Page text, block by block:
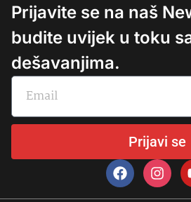
Prijavite se na naš
budite uvijek u toku
dešavanjima.
Prijavi se